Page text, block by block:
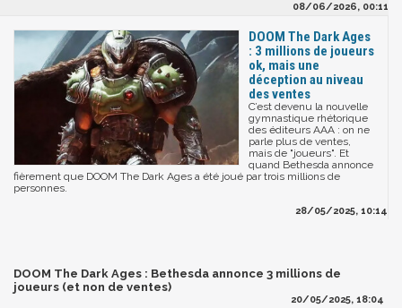
08/06/2026, 00:11
DOOM The Dark Ages
: 3 millions de joueurs
ok, mais une
déception au niveau
des ventes
C’est devenu la nouvelle
gymnastique rhétorique
des éditeurs AAA : on ne
parle plus de ventes,
mais de "joueurs". Et
quand Bethesda annonce
fièrement que DOOM The Dark Ages a été joué par trois millions de
personnes.
28/05/2025, 10:14
DOOM The Dark Ages : Bethesda annonce 3 millions de
joueurs (et non de ventes)
20/05/2025, 18:04